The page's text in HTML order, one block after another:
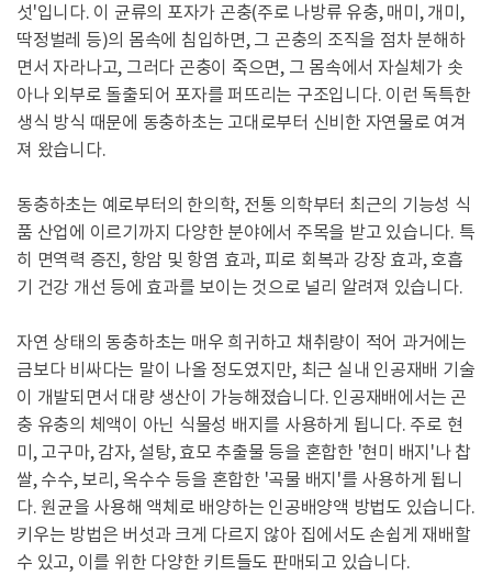
섯'입니다. 이 균류의 포자가 곤충(주로 나방류 유충, 매미, 개미,
딱정벌레 등)의 몸속에 침입하면, 그 곤충의 조직을 점차 분해하
면서 자라나고, 그러다 곤충이 죽으면, 그 몸속에서 자실체가 솟
아나 외부로 돌출되어 포자를 퍼뜨리는 구조입니다. 이런 독특한
생식 방식 때문에 동충하초는 고대로부터 신비한 자연물로 여겨
져 왔습니다.
동충하초는 예로부터의 한의학, 전통 의학부터 최근의 기능성 식
품 산업에 이르기까지 다양한 분야에서 주목을 받고 있습니다. 특
히 면역력 증진, 항암 및 항염 효과, 피로 회복과 강장 효과, 호흡
기 건강 개선 등에 효과를 보이는 것으로 널리 알려져 있습니다.
자연 상태의 동충하초는 매우 희귀하고 채취량이 적어 과거에는
금보다 비싸다는 말이 나올 정도였지만, 최근 실내 인공재배 기술
이 개발되면서 대량 생산이 가능해졌습니다. 인공재배에서는 곤
충 유충의 체액이 아닌 식물성 배지를 사용하게 됩니다. 주로 현
미, 고구마, 감자, 설탕, 효모 추출물 등을 혼합한 '현미 배지'나 찹
쌀, 수수, 보리, 옥수수 등을 혼합한 '곡물 배지'를 사용하게 됩니
다. 원균을 사용해 액체로 배양하는 인공배양액 방법도 있습니다.
키우는 방법은 버섯과 크게 다르지 않아 집에서도 손쉽게 재배할
수 있고, 이를 위한 다양한 키트들도 판매되고 있습니다.